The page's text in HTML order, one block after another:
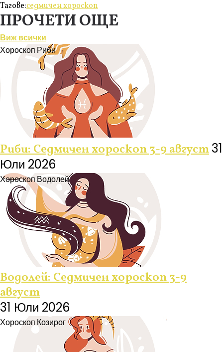
Тагове:седмичен хороскоп
ПРОЧЕТИ ОЩЕ
Виж всички
Хороскоп Риби
Риби: Седмичен хороскоп 3-9 август31
Юли 2026
ХороскопВодолей
Водолей: Седмичен хороскоп 3-9
август
31 Юли 2026
Хороскоп Козирог